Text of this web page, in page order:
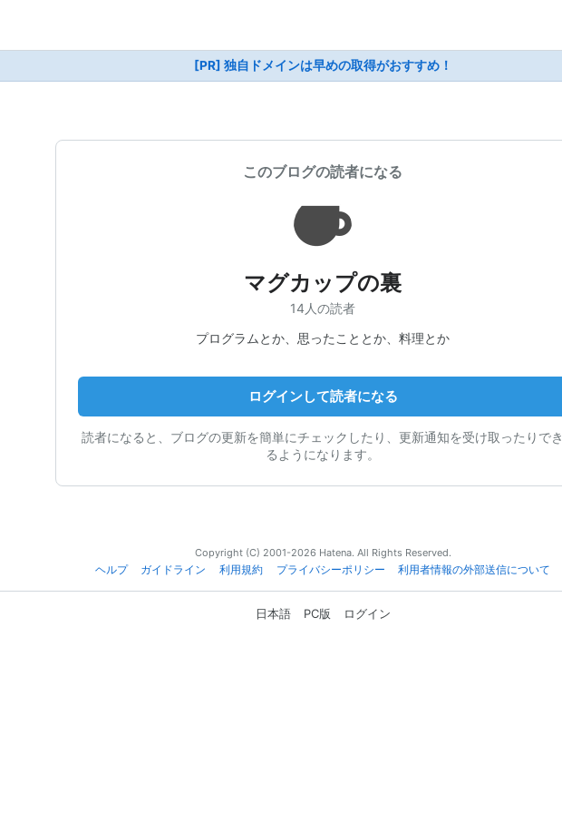
[PR] 独自ドメインは早めの取得がおすすめ！
このブログの読者になる
マグカップの裏
14人の読者
プログラムとか、思ったこととか、料理とか
ログインして読者になる
読者になると、ブログの更新を簡単にチェックしたり、更新通知を受け取ったりでき
るようになります。
Copyright (C) 2001-2026 Hatena. All Rights Reserved.
ヘルプ
ガイドライン 利用規約 プライバシーポリシー 利用者情報の外部送信について
日本語 PC版 ログイン